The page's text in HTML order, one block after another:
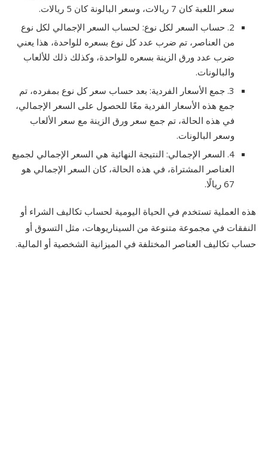
سعر اللعبة كان 7 ريالات، وسعر البالونة كان 5 ريالات.
2. حساب السعر لكل نوع: لحساب السعر الإجمالي لكل نوع
من العناصر، تم ضرب عدد كل نوع بسعره للواحدة، هذا يعني
ضرب عدد ورق الزينة بسعره للواحدة، وكذلك ذلك للألعاب
والبالونات.
3. جمع الأسعار الفردية: بعد حساب سعر كل نوع بمفرده، تم
جمع هذه الأسعار الفردية معًا للحصول على السعر الإجمالي،
في هذه الحالة، تم جمع سعر ورق الزينة مع سعر الألعاب
وسعر البالونات.
4. السعر الإجمالي: النتيجة النهائية هي السعر الإجمالي لجميع
العناصر المشتراة، في هذه الحالة، كان السعر الإجمالي هو
67 ريالًا.
هذه العملية تستخدم في الحياة اليومية لحساب تكاليف الشراء أو
النفقات في مجموعة متنوعة من السيناريوهات، مثل التسوق أو
حساب تكاليف العناصر المختلفة في الميزانية الشخصية أو المالية.